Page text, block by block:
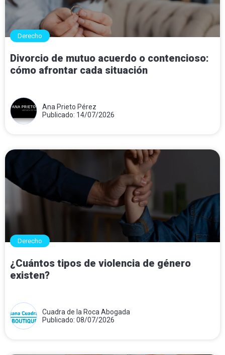
Derecho
Divorcio de mutuo acuerdo o contencioso:
cómo afrontar cada situación
Ana Prieto Pérez
Publicado: 14/07/2026
Derecho
¿Cuántos tipos de violencia de género
existen?
Cuadra de la Roca Abogada
Publicado: 08/07/2026